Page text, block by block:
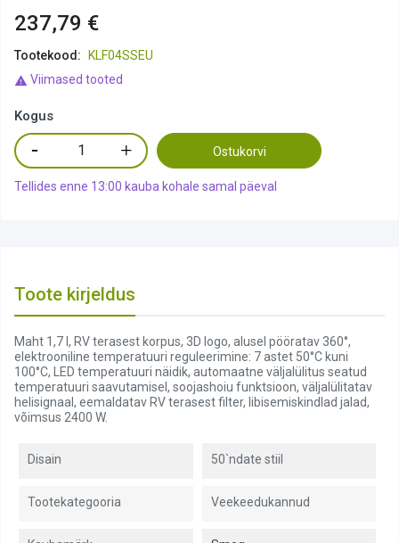
237,79 €
Tootekood: KLF04SSEU
 Viimased tooted
Kogus
Ostukorvi
Tellides enne 13:00 kauba kohale samal päeval
Toote kirjeldus
Maht 1,7 l, RV terasest korpus, 3D logo, alusel pööratav 360°,
elektrooniline temperatuuri reguleerimine: 7 astet 50°C kuni
100°C, LED temperatuuri näidik, automaatne väljalülitus seatud
temperatuuri saavutamisel, soojashoiu funktsioon, väljalülitatav
helisignaal, eemaldatav RV terasest filter, libisemiskindlad jalad,
võimsus 2400 W.
Disain 50`ndate stiil
Tootekategooria Veekeedukannud